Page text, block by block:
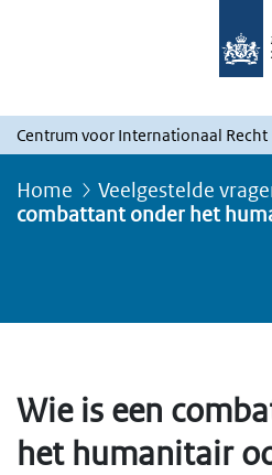
Centrum voor Internationaal Recht
Home Veelgestelde
combattant onder het
Wie is een
het humanitair